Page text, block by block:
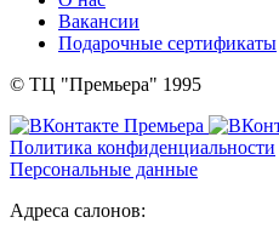
Вакансии
Подарочные сертификаты
© ТЦ "Премьера" 1995
Политика конфиденциальности
Персональные данные
Адреса салонов: